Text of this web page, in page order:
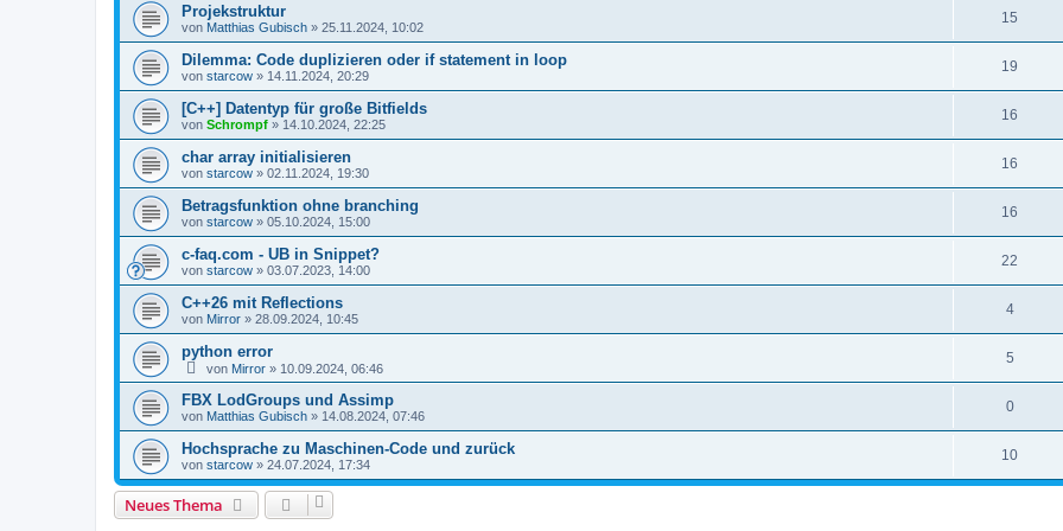
Projekstruktur
von Matthias Gubisch » 25.11.2024, 10:02
15
Dilemma: Code duplizieren oder if statement in loop
von starcow » 14.11.2024, 20:29
19
[C++] Datentyp für große Bitfields
von Schrompf » 14.10.2024, 22:25
16
char array initialisieren
von starcow » 02.11.2024, 19:30
16
Betragsfunktion ohne branching
von starcow » 05.10.2024, 15:00
16
c-faq.com - UB in Snippet?
von starcow » 03.07.2023, 14:00
22
C++26 mit Reflections
von Mirror » 28.09.2024, 10:45
4
python error
von Mirror » 10.09.2024, 06:46
5
FBX LodGroups und Assimp
von Matthias Gubisch » 14.08.2024, 07:46
0
Hochsprache zu Maschinen-Code und zurück
von starcow » 24.07.2024, 17:34
10
Neues Thema